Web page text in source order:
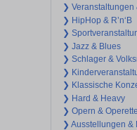
❯ Veranstaltungen
❯ HipHop & R’n‘B
❯
❯ Jazz & Blues
❯ Schlager &
❯
❯ Klassische
❯ Hard & Heavy
❯ Opern &
❯ Ausstellungen &